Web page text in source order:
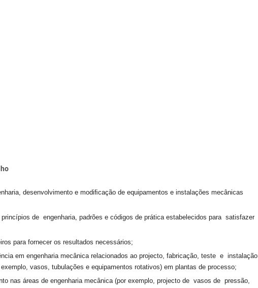
desenvolvimento e modiﬁcação de equipamentos e instalações mecânicas
de engenharia, padrões e códigos de prática estabelecidos para satisfazer
para fornecer os resultados necessários;
em engenharia mecânica relacionados ao projecto, fabricação, teste e instalação
vasos, tubulações e equipamentos rotativos) em plantas de processo;
nas áreas de engenharia mecânica (por exemplo, projecto de vasos de pressão,